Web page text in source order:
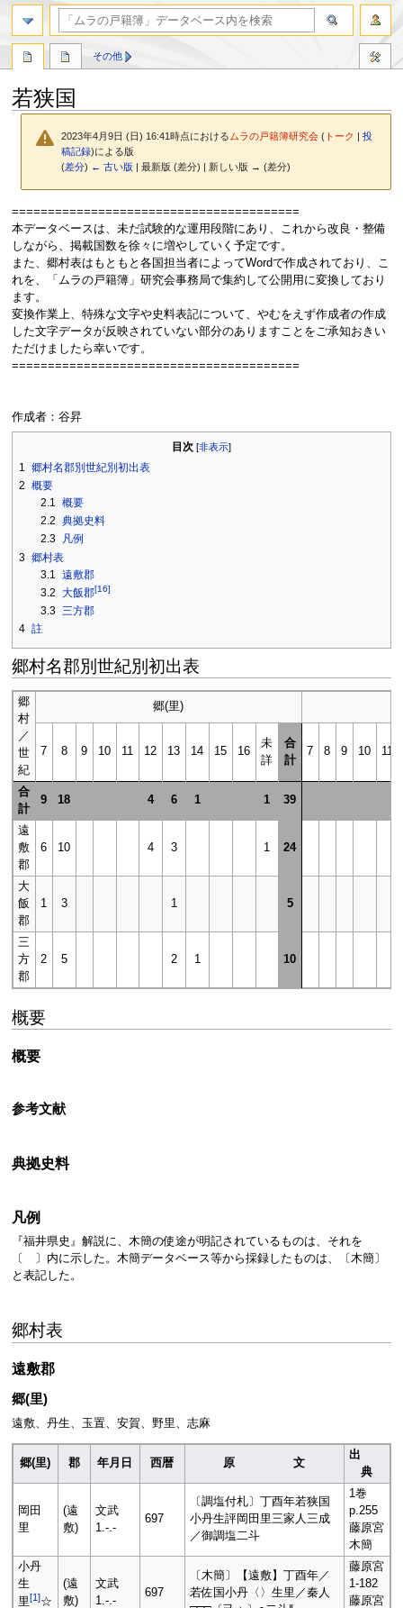
若狭国
2023年4月9日 (日) 16:41時点における ムラの戸籍簿研究会 ( トーク |投
稿記録)による版
(差分) ← 古い版 | 最新版 (差分) | 新しい版 → (差分)
ナ
ビ
ゲ
ー
シ
ョ
ン
に
移
動
検
索
に
移
動
========================================
本データベースは、未だ試験的な運用段階にあり、これから改良・整備
しながら、掲載国数を徐々に増やしていく予定です。
また、郷村表はもともと各国担当者によってWordで作成されており、こ
れを、「ムラの戸籍簿」研究会事務局で集約して公開用に変換しており
ます。
変換作業上、特殊な文字や史料表記について、やむをえず作成者の作成
した文字データが反映されていない部分のありますことをご承知おきい
ただけましたら幸いです。
========================================
作成者：谷昇
目次
1
郷村名郡別世紀別初出表
2 概要
2.1 概要
2.2 典拠史料
2.3 凡例
3 郷村表
3.1
遠敷郡
3.2 大飯郡[16]
3.3 三方郡
4 註
郷村名郡別世紀別初出表
郷
村
／
世
紀
郷(里)
7 8 9 10 11 12 13 14 15 16
未
詳
合
計
7 8 9 10 11
合
計
9 18 4 6 1 1 39
遠
敷
郡
6 10 4 3 1 24
大
飯
郡
1 3 1 5
三
方
郡
2 5 2 1 10
概要
概要
参考文献
典拠史料
凡例
『福井県史』解説に、木簡の使途が明記されているものは、それを
〔 〕内に示した。木簡データベース等から採録したものは、〔木簡〕
と表記した。
郷村表
遠敷郡
郷(里)
遠敷、丹生、玉置、安賀、野里、志麻
郷(里) 郡 年月日 西暦 原 文
出
典
岡田
里
(遠
敷)
文武
1.-.-
697
〔調塩付札〕丁酉年若狭国
小丹生評岡田里三家人三成
／御調塩二斗
1巻
p.255
藤原宮
木簡
小丹
生
里[1]☆
(遠
敷)
文武
1.-.-
697
〔木簡〕【遠敷】丁酉年／
若佐国小丹〈〉生里／秦人
藤原宮
1-182
藤原宮
その他
検索